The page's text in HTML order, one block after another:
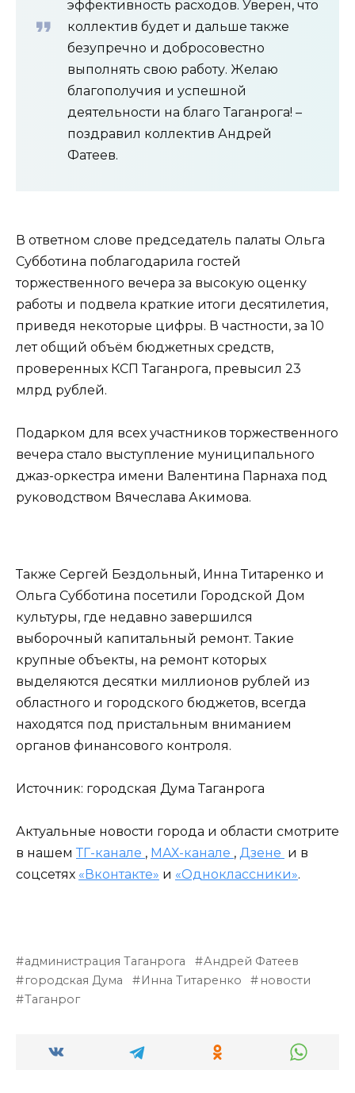
эффективность расходов. Уверен, что
коллектив будет и дальше также
безупречно и добросовестно
выполнять свою работу. Желаю
благополучия и успешной
деятельности на благо Таганрога! –
поздравил коллектив Андрей
Фатеев.
В ответном слове председатель палаты Ольга
Субботина поблагодарила гостей
торжественного вечера за высокую оценку
работы и подвела краткие итоги десятилетия,
приведя некоторые цифры. В частности, за 10
лет общий объём бюджетных средств,
проверенных КСП Таганрога, превысил 23
млрд рублей.
Подарком для всех участников торжественного
вечера стало выступление муниципального
джаз-оркестра имени Валентина Парнаха под
руководством Вячеслава Акимова.
Также Сергей Бездольный, Инна Титаренко и
Ольга Субботина посетили Городской Дом
культуры, где недавно завершился
выборочный капитальный ремонт. Такие
крупные объекты, на ремонт которых
выделяются десятки миллионов рублей из
областного и городского бюджетов, всегда
находятся под пристальным вниманием
органов финансового контроля.
Источник: городская Дума Таганрога
Актуальные новости города и области смотрите
в нашем ТГ-канале , МАХ-канале , Дзене и в
соцсетях «Вконтакте» и «Одноклассники».
администрация Таганрога
Андрей Фатеев
городская Дума
Инна Титаренко
новости
Таганрог